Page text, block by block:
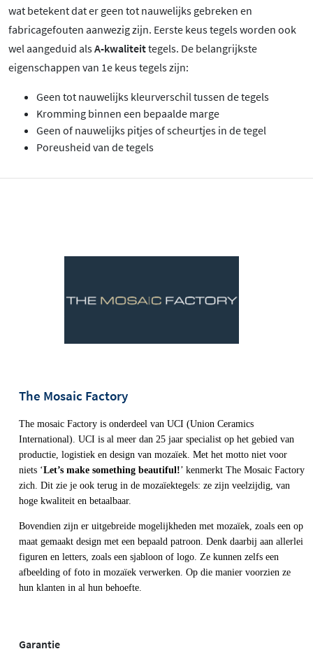
wat betekent dat er geen tot nauwelijks gebreken en
fabricagefouten aanwezig zijn. Eerste keus tegels worden ook
wel aangeduid alsA-kwaliteittegels. De belangrijkste
eigenschappen van 1e keus tegels zijn:
Geen tot nauwelijks kleurverschil tussen de tegels
Kromming binnen een bepaalde marge
Geen of nauwelijks pitjes of scheurtjes in de tegel
Poreusheid van de tegels
The Mosaic Factory
The mosaic Factory is onderdeel van UCI (Union Ceramics
International). UCI is al meer dan 25 jaar specialist op het gebied van
productie, logistiek en design van mozaïek. Met het motto niet voor
niets ‘Let’s make something beautiful!’ kenmerkt The Mosaic Factory
zich. Dit zie je ook terug in de mozaïektegels: ze zijn veelzijdig, van
hoge kwaliteit en betaalbaar.
Bovendien zijn er uitgebreide mogelijkheden met mozaïek, zoals een op
maat gemaakt design met een bepaald patroon. Denk daarbij aan allerlei
figuren en letters, zoals een sjabloon of logo. Ze kunnen zelfs een
afbeelding of foto in mozaïek verwerken. Op die manier voorzien ze
hun klanten in al hun behoefte.
Garantie